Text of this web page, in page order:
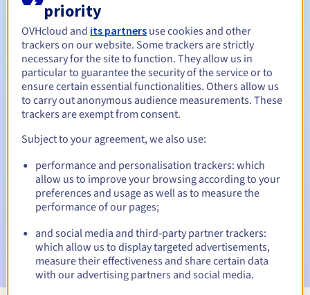
Verlengingsperiode
Inlosperiode
vervaldatum
E-mail op de vervaldatum om de schorsing van de
domeinnaam te melden
E-mail na de Redemption Grace Periodom de
verwijdering van de domeinnaam te melden
priority
OVHcloud and its partners use cookies and other
trackers on our website. Some trackers are strictly
necessary for the site to function. They allow us in
particular to guarantee the security of the service or to
ensure certain essential functionalities. Others allow us
to carry out anonymous audience measurements. These
trackers are exempt from consent.
Subject to your agreement, we also use:
performance and personalisation trackers: which
allow us to improve your browsing according to your
preferences and usage as well as to measure the
performance of our pages;
and social media and third-party partner trackers:
which allow us to display targeted advertisements,
measure their effectiveness and share certain data
with our advertising partners and social media.